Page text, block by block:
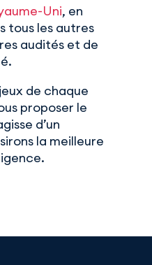
Uni, en
tous les autres
audités et de
de chaque
proposer le
d’un
la meilleure